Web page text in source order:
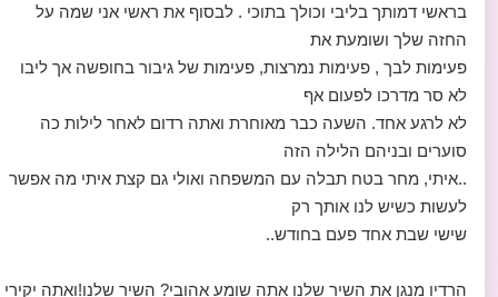
בראשי דמותך בליבי וכולך בתוכי . לבסוף את ראשי אני שמה על
החזה שלך ושומעת את
פעימות לבך , פעימות נמרצות, פעימות של גיבור בחופשה אך ליבו
לא סר מדרכו לפעום אף
לא לרגע אחד. השעה כבר מאוחרת ואתה רדום לאחר לילות כה
סוערים ובניהם הלילה הזה
..איתי, מחר בטח תבלה עם המשפחה ואולי גם קצת איתי מה אפשר
לעשות כשיש לנו אותך רק
שישי שבת אחד פעם בחודש..
הרדיו מנגן את השיר שלנו אתה שומע אהובי? השיר שלנו!ואתה יקירי